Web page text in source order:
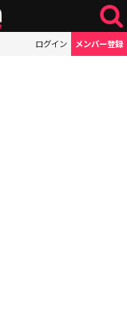
ログイン メンバー登録